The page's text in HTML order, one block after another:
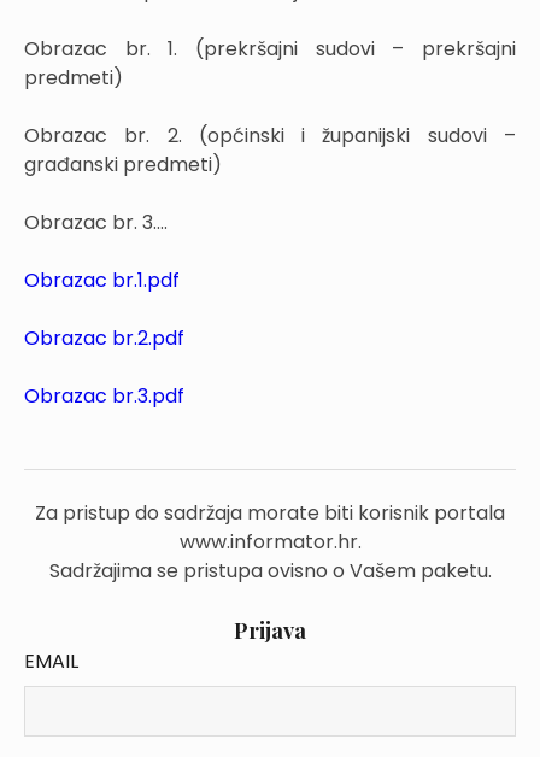
Obrazac br. 1. (prekršajni sudovi – prekršajni
predmeti)
Obrazac br. 2. (općinski i županijski sudovi –
građanski predmeti)
Obrazac br. 3....
Obrazac br.1.pdf
Obrazac br.2.pdf
Obrazac br.3.pdf
Za pristup do sadržaja morate biti korisnik portala
www.informator.hr.
Sadržajima se pristupa ovisno o Vašem paketu.
Prijava
EMAIL